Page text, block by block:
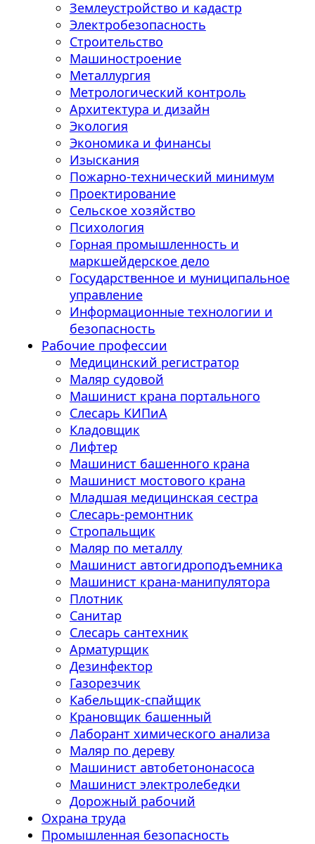
Землеустройство и кадастр
Электробезопасность
Строительство
Машиностроение
Металлургия
Метрологический контроль
Архитектура и дизайн
Экология
Экономика и финансы
Изыскания
Пожарно-технический минимум
Проектирование
Сельское хозяйство
Психология
Горная промышленность и
маркшейдерское дело
Государственное и муниципальное
управление
Информационные технологии и
безопасность
Рабочие профессии
Медицинский регистратор
Маляр судовой
Машинист крана портального
Слесарь КИПиА
Кладовщик
Лифтер
Машинист башенного крана
Машинист мостового крана
Младшая медицинская сестра
Слесарь-ремонтник
Стропальщик
Маляр по металлу
Машинист автогидроподъемника
Машинист крана-манипулятора
Плотник
Санитар
Слесарь сантехник
Арматурщик
Дезинфектор
Газорезчик
Кабельщик-спайщик
Крановщик башенный
Лаборант химического анализа
Маляр по дереву
Машинист автобетононасоса
Машинист электролебедки
Дорожный рабочий
Охрана труда
Промышленная безопасность